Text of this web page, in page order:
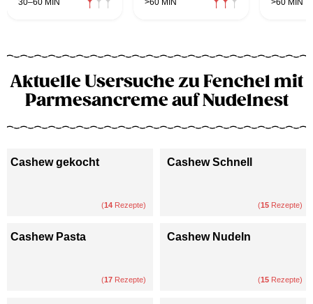
30–60 MIN >60 MIN >60 MIN
Aktuelle Usersuche zu Fenchel mit
Parmesancreme auf Nudelnest
Cashew gekocht
(14 Rezepte)
Cashew Schnell
(15 Rezepte)
Cashew Pasta
(17 Rezepte)
Cashew Nudeln
(15 Rezepte)